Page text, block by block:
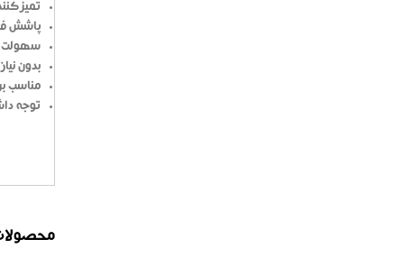
پاشش
سهولت
بدون
مناسب
توجه